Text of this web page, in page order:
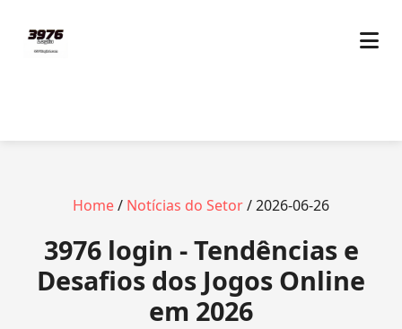
Home/ Notícias do Setor/ 2026-06-26
3976 login - Tendências e
Desafios dos Jogos Online
em 2026